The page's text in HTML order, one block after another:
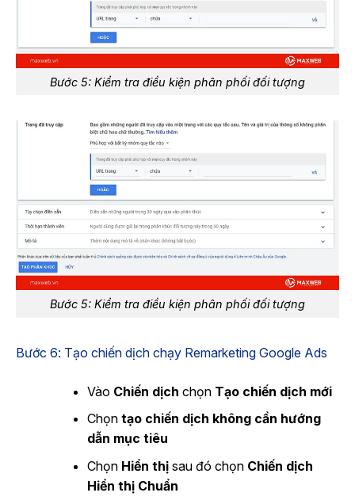
Bước 5: Kiểm tra điều kiện phân phối đối tượng
Bước 5: Kiểm tra điều kiện phân phối đối tượng
Bước 6: Tạo chiến dịch chạy Remarketing Google Ads​
Vào Chiến dịch chọn Tạo chiến dịch mới
Chọn tạo chiến dịch không cần hướng
dẫn mục tiêu
Chọn Hiển thịsau đó chọnChiến dịch
Hiển thị Chuẩn